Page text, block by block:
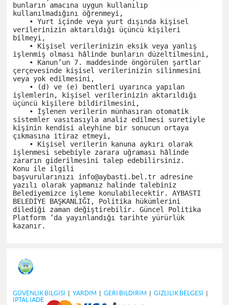
bunların amacına uygun kullanılıp
kullanılmadığını öğrenmeyi,
verilerinizin aktarıldığı üçüncü kişileri
bilmeyi,
işlenmiş olması hâlinde bunların düzeltilmesini,
çerçevesinde kişisel verilerinizin silinmesini
veya yok edilmesini,
işlemlerin, kişisel verilerinizin aktarıldığı
üçüncü kişilere bildirilmesini,
sistemler vasıtasıyla analiz edilmesi suretiyle
kişinin kendisi aleyhine bir sonucun ortaya
çıkmasına itiraz etmeyi,
işlenmesi sebebiyle zarara uğraması hâlinde
zararın giderilmesini talep edebilirsiniz.
Konu ile ilgili
başvurularınızı info@aybasti.bel.tr adresine
yazılı olarak yapmanız halinde talebiniz
Belediyemizce işleme konulabilecektir. AYBASTI
BELEDİYE BAŞKANLIĞI, Politika hükümlerini
dilediği zaman değiştirebilir. Güncel Politika
Platform ’da yayınlandığı tarihte yürürlük
GÜVENLİK BİLGİSİ | YARDIM | GERİ BİLDİRİM | GİZLİLİK BELGESİ |
İPTAL İADE